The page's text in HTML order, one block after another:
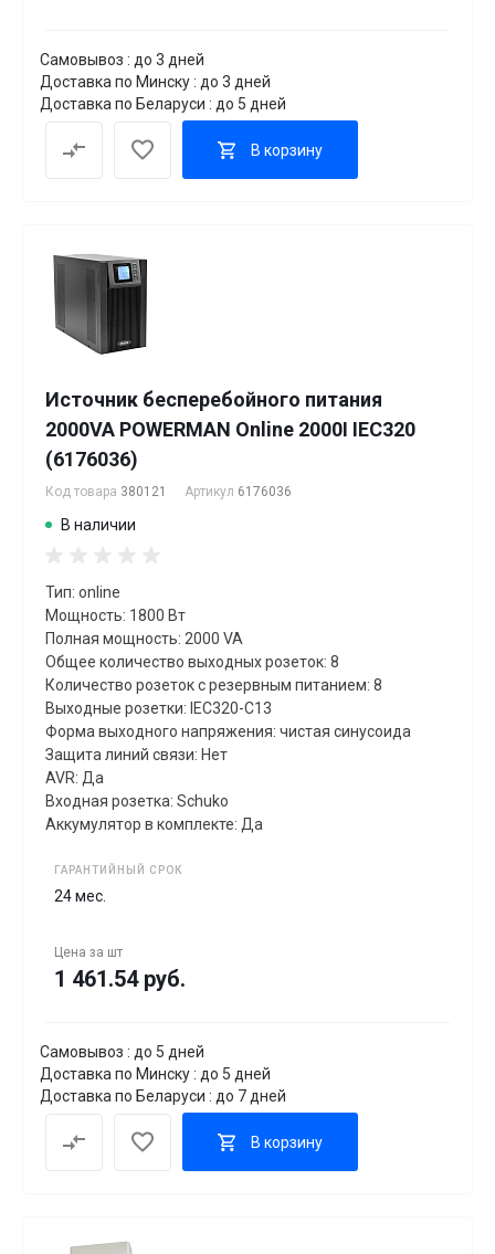
Самовывоз : до 3 дней
Доставка по Минску : до 3 дней
Доставка по Беларуси : до 5 дней
В корзину
Источник бесперебойного питания
2000VA POWERMAN Online 2000I IEC320
(6176036)
Код товара 380121 Артикул 6176036
В наличии
Тип: online
Мощность: 1800 Вт
Полная мощность: 2000 VA
Общее количество выходных розеток: 8
Количество розеток с резервным питанием: 8
Выходные розетки: IEC320-C13
Форма выходного напряжения: чистая синусоида
Защита линий связи: Нет
AVR: Да
Входная розетка: Schuko
Аккумулятор в комплекте: Да
ГАРАНТИЙНЫЙ СРОК
24 мес.
Цена за шт
1 461.54 руб.
Самовывоз : до 5 дней
Доставка по Минску : до 5 дней
Доставка по Беларуси : до 7 дней
В корзину